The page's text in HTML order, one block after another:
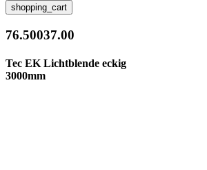
shopping_cart
76.50037.00
Tec EK Lichtblende eckig
3000mm